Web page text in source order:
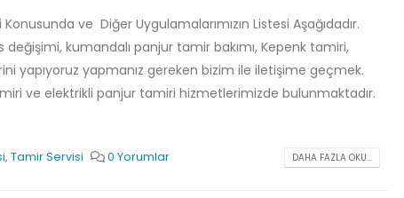
ve Diğer Uygulamalarımızın Listesi Aşağıdadır.
kumandalı panjur tamir bakımı, Kepenk tamiri,
yapıyoruz yapmanız gereken bizim ile iletişime geçmek.
ve elektrikli panjur tamiri hizmetlerimizde bulunmaktadır.
,Tamir Servisi 0 Yorumlar DAHA FAZLA OKU...